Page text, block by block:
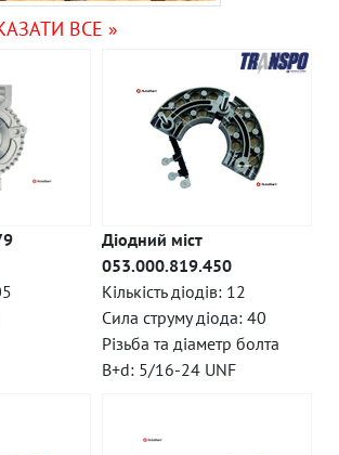
ВСЕ »
Діодний міст
053.000.819.450
Кількість діодів: 12
Сила струму діода: 40
Різьба та діаметр болта
B+d: 5/16-24 UNF